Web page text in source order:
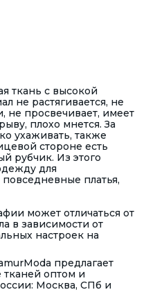
ткань с высокой
не растягивается, не
не просвечивает, имеет
плохо мнется. За
ухаживать, также
стороне есть
рубчик. Из этого
для
платья,
может отличаться от
в зависимости от
настроек на
предлагает
оптом и
Москва, СПб и